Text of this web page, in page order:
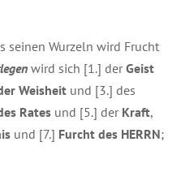
seinen Wurzeln wird Frucht
wird sich [1.] der Geist
Weisheit und [3.] des
Rates und [5.] der Kraft,
und [7.] Furcht des HERRN;